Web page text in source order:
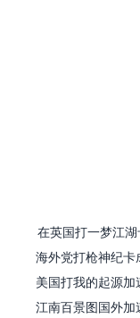
在英国打一梦江